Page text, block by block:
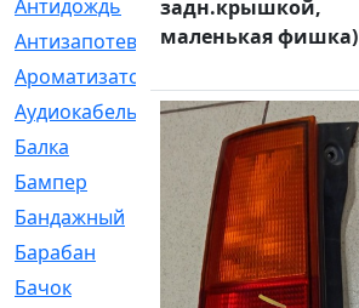
Антидождь
[1]
Антизапотеватель
[1]
Ароматизатор
Аудиокабель
[2]
Балка
[58]
Бампер
[137]
Бандажный
[6]
Барабан
[5]
Бачок
[40]
задн.крышкой,
маленькая фишка)